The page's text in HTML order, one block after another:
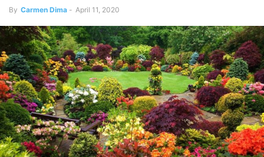
By Carmen Dima - April 11, 2020